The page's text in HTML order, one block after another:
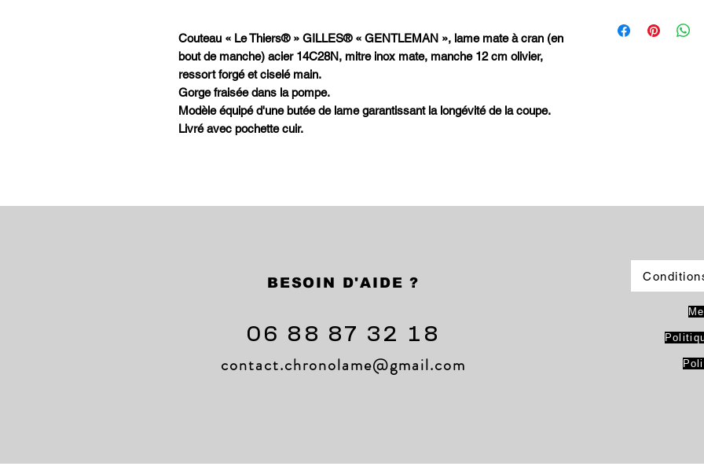
Couteau « Le Thiers® » GILLES® « GENTLEMAN », lame mate à cran (en
bout de manche) acier 14C28N, mitre inox mate, manche 12 cm olivier,
ressort forgé et ciselé main.
Gorge fraisée dans la pompe.
Modèle équipé d'une butée de lame garantissant la longévité de la coupe.
Livré avec pochette cuir.
BESOIN D'AIDE ?
06 88 87 32 18
contact.chronolame@gmail.com